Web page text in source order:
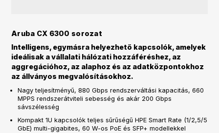
Aruba CX 6300 sorozat
Intelligens, egymásra helyezhető kapcsolók, amelyek
ideálisak a vállalati hálózati hozzáféréshez, az
aggregációhoz, az alaphoz és az adatközpontokhoz
az állványos megvalósításokhoz.
Nagy teljesítményű, 880 Gbps rendszerváltási kapacitás, 660
MPPS rendszerátviteli sebesség és akár 200 Gbps
sávszélesség
Kompakt 1U kapcsolók teljes sűrűségű HPE Smart Rate (1/2,5/5
GbE) multi-gigabites, 60 W-os PoE és SFP+ modellekkel